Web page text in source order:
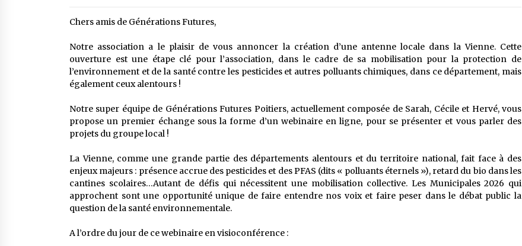
Chers amis de Générations Futures,
Notre association a le plaisir de vous annoncer la création d’une antenne locale dans la Vienne. Cette
ouverture est une étape clé pour l’association, dans le cadre de sa mobilisation pour la protection de
l’environnement et de la santé contre les pesticides et autres polluants chimiques, dans ce département, mais
également ceux alentours !
Notre super équipe de Générations Futures Poitiers, actuellement composée de Sarah, Cécile et Hervé, vous
propose un premier échange sous la forme d’un webinaire en ligne, pour se présenter et vous parler des
projets du groupe local !
La Vienne, comme une grande partie des départements alentours et du territoire national, fait face à des
enjeux majeurs : présence accrue des pesticides et des PFAS (dits « polluants éternels »), retard du bio dans les
cantines scolaires…Autant de défis qui nécessitent une mobilisation collective. Les Municipales 2026 qui
approchent sont une opportunité unique de faire entendre nos voix et faire peser dans le débat public la
question de la santé environnementale.
A l’ordre du jour de ce webinaire en visioconférence :